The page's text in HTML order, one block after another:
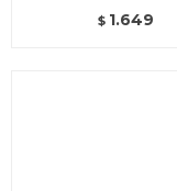
$ 1.649